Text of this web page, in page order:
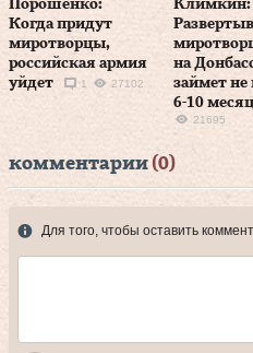
Порошенко:
Когда придут
миротворцы,
российская армия
уйдет
1 27102
Климкин:
на
займет
6-10
21695
комментарии (0)
Для того, чтобы оставить